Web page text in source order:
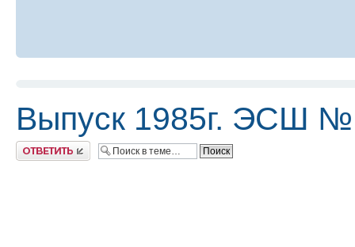
Выпуск 1985г. ЭСШ
Ответить